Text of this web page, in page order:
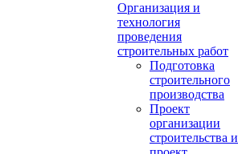
Организация и
технология
проведения
строительных работ
Подготовка
строительного
производства
Проект
организации
строительства и